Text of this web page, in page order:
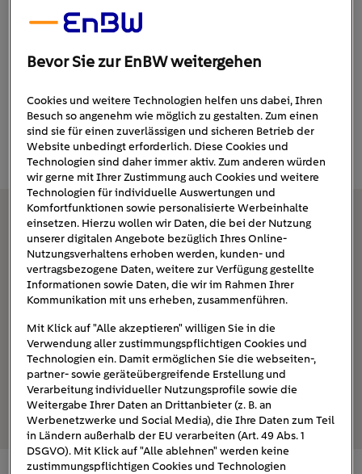
in der Stadt keine Probleme bei der Parkplatzsuche
Ähnlich innovativ zeigt sich auch der XBus, der früher
unter dem niedlichen Namen „eBussy“ bekannt war und
nur digital auf Renderings existierte. Neben einem neuen
Namen gibt es nun auch einen Prototyp.
Das erwartet Sie hier
Mit wenigen Handgriffen vom Cabrio zum Transporter
zum Camper
Wie hoch ist die Reichweite beim XBus?
Wann kommt das modulares E-Auto?
Der Praxistest wird zeigen, wie gut das modulare
Konzept angenommen wird
Bevor Sie zur EnBW weitergehen
Cookies und weitere Technologien helfen uns dabei, Ihren
Besuch so angenehm wie möglich zu gestalten. Zum einen
sind sie für einen zuverlässigen und sicheren Betrieb der
Website unbedingt erforderlich. Diese Cookies und
Technologien sind daher immer aktiv. Zum anderen würden
wir gerne mit Ihrer Zustimmung auch Cookies und weitere
Technologien für individuelle Auswertungen und
Komfortfunktionen sowie personalisierte Werbeinhalte
einsetzen. Hierzu wollen wir Daten, die bei der Nutzung
unserer digitalen Angebote bezüglich Ihres Online-
Nutzungsverhaltens erhoben werden, kunden- und
vertragsbezogene Daten, weitere zur Verfügung gestellte
Informationen sowie Daten, die wir im Rahmen Ihrer
Kommunikation mit uns erheben, zusammenführen.
Mit Klick auf "Alle akzeptieren" willigen Sie in die
Verwendung aller zustimmungspflichtigen Cookies und
Technologien ein. Damit ermöglichen Sie die webseiten-,
partner- sowie geräteübergreifende Erstellung und
Verarbeitung individueller Nutzungsprofile sowie die
Weitergabe Ihrer Daten an Drittanbieter (z. B. an
Werbenetzwerke und Social Media), die Ihre Daten zum Teil
in Ländern außerhalb der EU verarbeiten (Art. 49 Abs. 1
DSGVO). Mit Klick auf "Alle ablehnen" werden keine
zustimmungspflichtigen Cookies und Technologien